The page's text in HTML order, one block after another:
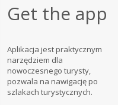
Get the app
Aplikacja jest praktycznym
narzędziem dla
nowoczesnego turysty,
pozwala na nawigację po
szlakach turystycznych.